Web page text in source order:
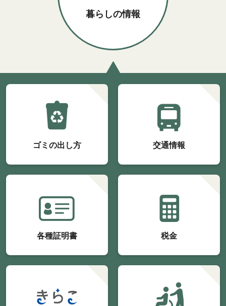
暮らしの情報
ゴミの出し方 交通情報
各種証明書 税金